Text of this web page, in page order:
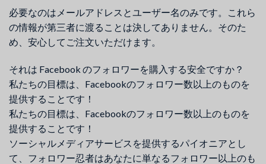
必要なのはメールアドレスとユーザー名のみです。これら
の情報が第三者に渡ることは決してありません。そのた
め、安心してご注文いただけます。
それは Facebook のフォロワーを購入する安全ですか？
私たちの目標は、Facebookのフォロワー数以上のものを
提供することです！
私たちの目標は、Facebookのフォロワー数以上のものを
提供することです！
ソーシャルメディアサービスを提供するパイオニアとし
て、フォロワー忍者はあなたに単なるフォロワー以上のも